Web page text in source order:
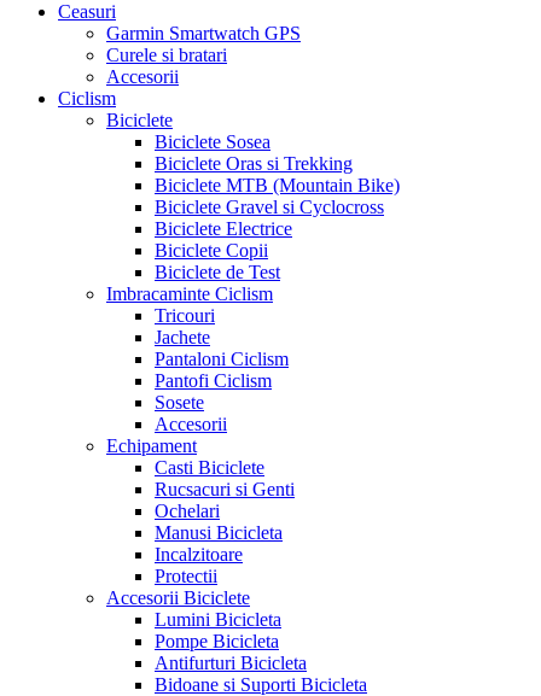
Ceasuri
Garmin Smartwatch GPS
Curele si bratari
Accesorii
Ciclism
Biciclete
Biciclete Sosea
Biciclete Oras si Trekking
Biciclete MTB (Mountain Bike)
Biciclete Gravel si Cyclocross
Biciclete Electrice
Biciclete Copii
Biciclete de Test
Imbracaminte Ciclism
Tricouri
Jachete
Pantaloni Ciclism
Pantofi Ciclism
Sosete
Accesorii
Echipament
Casti Biciclete
Rucsacuri si Genti
Ochelari
Manusi Bicicleta
Incalzitoare
Protectii
Accesorii Biciclete
Lumini Bicicleta
Pompe Bicicleta
Antifurturi Bicicleta
Bidoane si Suporti Bicicleta